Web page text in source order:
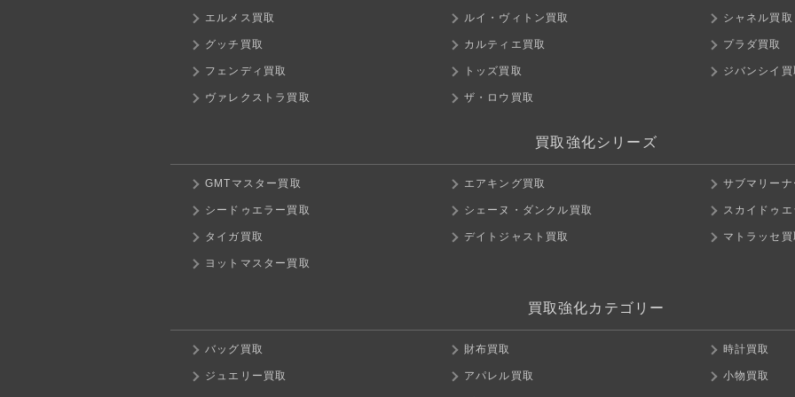
エルメス買取 ルイ・ヴィトン買取 シャネル買取
グッチ買取 カルティエ買取 プラダ買取
フェンディ買取 トッズ買取 ジバンシイ買
ヴァレクストラ買取 ザ・ロウ買取
買取強化シリーズ
GMTマスター買取 エアキング買取 サブマリーナ
シードゥエラー買取 シェーヌ・ダンクル買取 スカイドゥエ
タイガ買取 デイトジャスト買取 マトラッセ買
ヨットマスター買取
買取強化カテゴリー
バッグ買取 財布買取 時計買取
ジュエリー買取 アパレル買取 小物買取